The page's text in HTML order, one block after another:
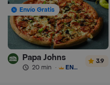
Envío Gratis
Papa Johns
20 min · ENVÍO GRATIS
3.9